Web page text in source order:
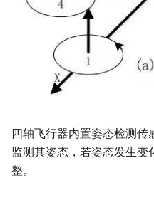
四轴飞行器内置姿态检测
监测其姿态，若姿态发生
整。